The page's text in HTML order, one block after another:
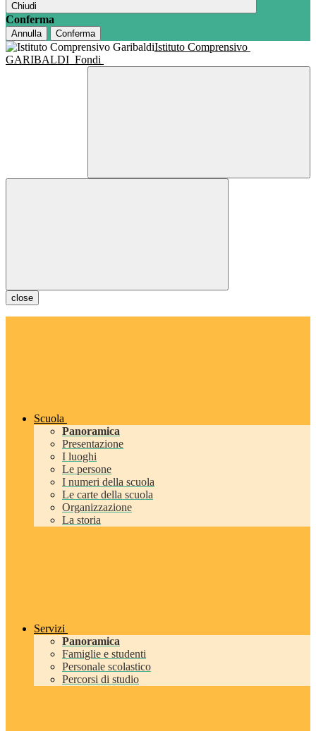
Chiudi
Conferma
Annulla Conferma
Istituto Comprensivo
GARIBALDI Fondi
close
Scuola
Panoramica
Presentazione
I luoghi
Le persone
I numeri della scuola
Le carte della scuola
Organizzazione
La storia
Servizi
Panoramica
Famiglie e studenti
Personale scolastico
Percorsi di studio